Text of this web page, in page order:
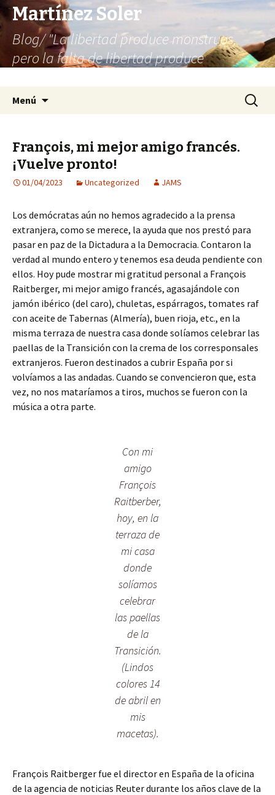
Martínez Soler
Blog/ "La libertad produce monstruos,
pero la falta de libertad produce
Menú Buscar:
François, mi mejor amigo francés.
¡Vuelve pronto!
01/04/2023 Uncategorized JAMS
Los demócratas aún no hemos agradecido a la prensa
extranjera, como se merece, la ayuda que nos prestó para
pasar en paz de la Dictadura a la Democracia. Contaron la
verdad al mundo entero y tenemos esa deuda pendiente con
ellos. Hoy pude mostrar mi gratitud personal a François
Raitberger, mi mejor amigo francés, agasajándole con
jamón ibérico (del caro), chuletas, espárragos, tomates raf
con aceite de Tabernas (Almería), buen rioja, etc., en la
misma terraza de nuestra casa donde solíamos celebrar las
paellas de la Transición con la crema de los corresponsales
extranjeros. Fueron destinados a cubrir España por si
volvíamos a las andadas. Cuando se convencieron que, esta
vez, no nos mataríamos a tiros, muchos se fueron con la
música a otra parte.
Con mi
amigo
François
Raitberber,
hoy, en la
terraza de
mi casa
donde
solíamos
celebrar
las paellas
de la
Transición.
(Lindos
colores 14
de abril en
mis
macetas).
François Raitberger fue el director en España de la oficina
de la agencia de noticias Reuter durante los años clave de la